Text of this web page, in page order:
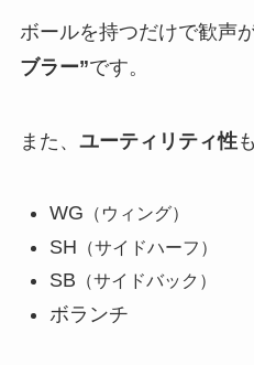
ボールを持つだけで歓声
ブラー”です。
また、 ユーティリティ性
WG （ウィング）
SH （サイドハーフ）
SB （サイドバック）
ボランチ